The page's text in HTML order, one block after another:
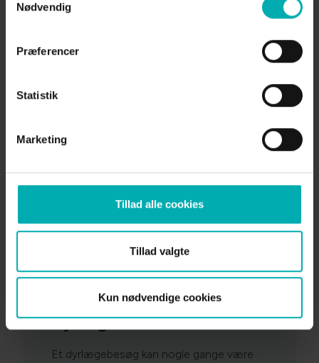
Nødvendig
Præferencer
Statistik
Marketing
Tillad alle cookies
Tillad valgte
Kun nødvendige cookies
VetPlan
Dyrlægekonto
Et dyrlægebesøg kan nogle gange være